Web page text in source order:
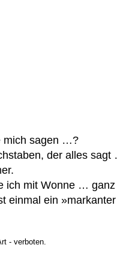
mich sagen …?
der alles
ich mit Wonne … ganz
ein
- verboten.